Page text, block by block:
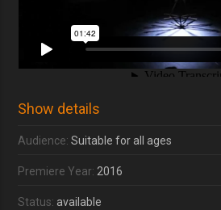
Show details
Audience:Suitable for all ages
Premiere Year:2016
Status: available